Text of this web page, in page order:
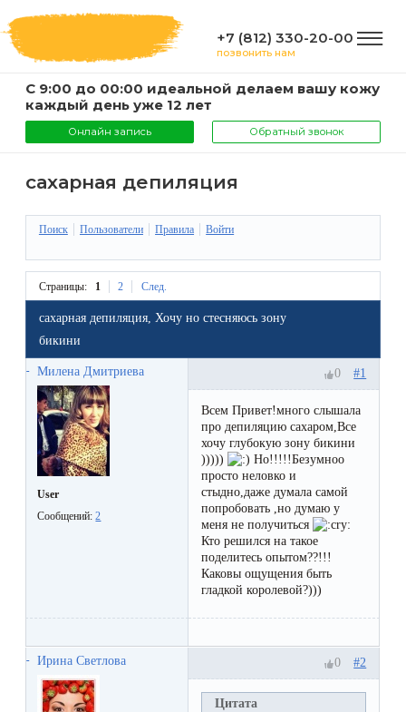
+7 (812) 330-20-00
позвонить нам
С 9:00 до 00:00 идеальной делаем вашу кожу
каждый день уже 12 лет
Онлайн запись Обратный звонок
ГЛАВНАЯ
Услуги
цены
Эпиляция
воском
Шугаринг
Мужская
депиляция
Бикини-
КОМПАНИЯ
компании
Мастера
Отзывы
Материалы
инструменты
Администраторы
Контакты
ИНФОРМАЦИЯ
Фото
Видео
Вопросы-
ответы
Статьи
Форум
Карта
сайта
ВАЖНО
Подготовка
процедуре
в
Сфинксе
КОНТАКТЫ
сахарная депиляция
Поиск Пользователи Правила Войти
Страницы: 1 2 След.
сахарная депиляция, Хочу но стесняюсь зону
бикини
Милена Дмитриева
User
Сообщений:2
#1
0
Всем Привет!много слышала
про депиляцию сахаром,Все
хочу глубокую зону бикини
)))))
Но!!!!!Безумноо
просто неловко и
стыдно,даже думала самой
попробовать ,но думаю у
меня не получиться
Кто решился на такое
поделитесь опытом??!!!
Каковы ощущения быть
гладкой королевой?)))
Ирина Светлова #2
0
Цитата